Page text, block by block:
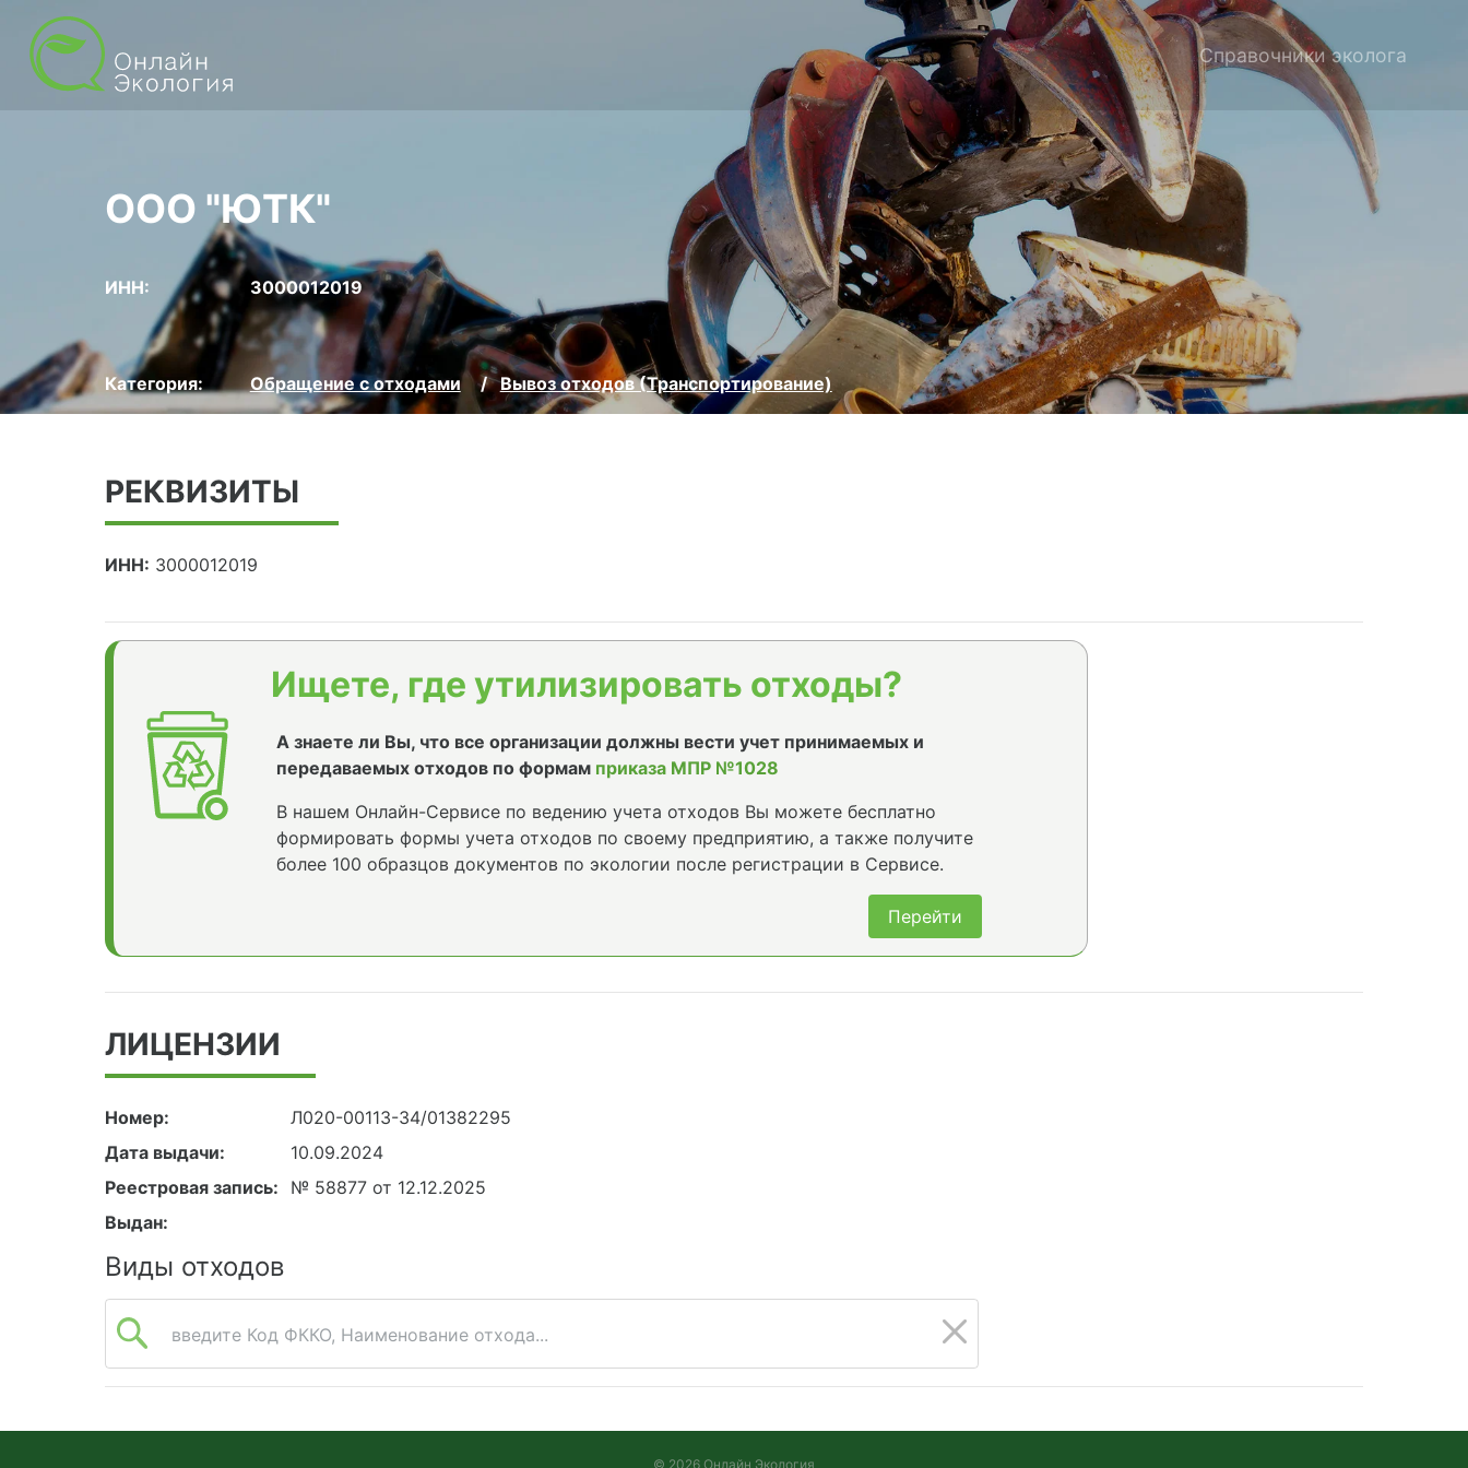
Справочники эколога
ООО "ЮТК"
ИНН: 3000012019
Категория: Обращение с отходами Вывоз отходов (Транспортирование)
РЕКВИЗИТЫ
ИНН: 3000012019
Ищете, где утилизировать отходы?
А знаете ли Вы, что все организации должны вести учет принимаемых и
передаваемых отходов по формам приказа МПР №1028
В нашем Онлайн-Сервисе по ведению учета отходов Вы можете бесплатно
формировать формы учета отходов по своему предприятию, а также получите
более 100 образцов документов по экологии после регистрации в Сервисе.
Перейти
ЛИЦЕНЗИИ
Номер:
Л020-00113-34/01382295
Дата выдачи:
10.09.2024
Реестровая запись:
№ 58877 от 12.12.2025
Выдан:
Виды отходов
введите Код ФККО, Наименование отхода...
© 2026 Онлайн Экология